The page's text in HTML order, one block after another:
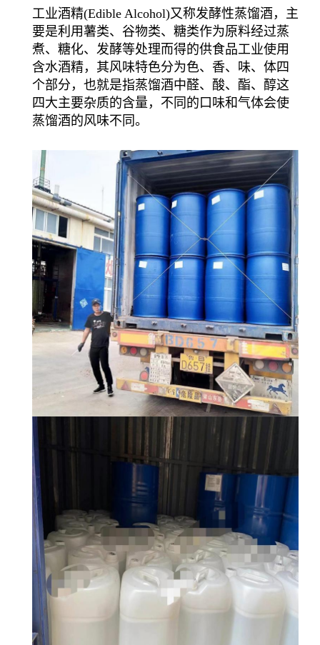
工业酒精(Edible Alcohol)又称发酵性蒸馏酒，主
要是利用薯类、谷物类、糖类作为原料经过蒸
煮、糖化、发酵等处理而得的供食品工业使用
含水酒精，其风味特色分为色、香、味、体四
个部分，也就是指蒸馏酒中醛、酸、酯、醇这
四大主要杂质的含量，不同的口味和气体会使
蒸馏酒的风味不同。